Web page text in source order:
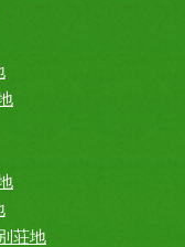
荘地